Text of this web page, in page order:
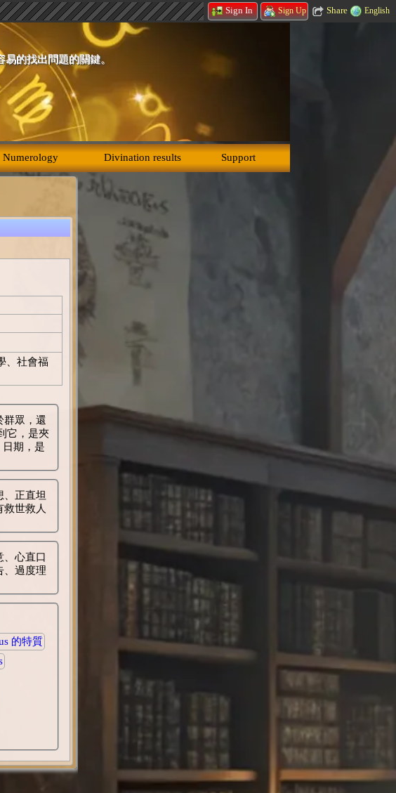
Sign In Sign Up Share English
的找出問題的關鍵。
Numerology Divination results Support
、社會福
群眾，還
期，是
正直坦
世救人
、心直口
、過度理
的特質